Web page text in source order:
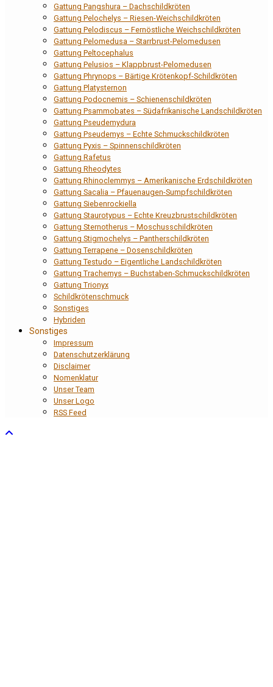
Gattung Pangshura – Dachschildkröten
Gattung Pelochelys – Riesen-Weichschildkröten
Gattung Pelodiscus – Fernöstliche Weichschildkröten
Gattung Pelomedusa – Starrbrust-Pelomedusen
Gattung Peltocephalus
Gattung Pelusios – Klappbrust-Pelomedusen
Gattung Phrynops – Bärtige Krötenkopf-Schildkröten
Gattung Platysternon
Gattung Podocnemis – Schienenschildkröten
Gattung Psammobates – Südafrikanische Landschildkröten
Gattung Pseudemydura
Gattung Pseudemys – Echte Schmuckschildkröten
Gattung Pyxis – Spinnenschildkröten
Gattung Rafetus
Gattung Rheodytes
Gattung Rhinoclemmys – Amerikanische Erdschildkröten
Gattung Sacalia – Pfauenaugen-Sumpfschildkröten
Gattung Siebenrockiella
Gattung Staurotypus – Echte Kreuzbrustschildkröten
Gattung Sternotherus – Moschusschildkröten
Gattung Stigmochelys – Pantherschildkröten
Gattung Terrapene – Dosenschildkröten
Gattung Testudo – Eigentliche Landschildkröten
Gattung Trachemys – Buchstaben-Schmuckschildkröten
Gattung Trionyx
Schildkrötenschmuck
Sonstiges
Hybriden
Sonstiges
Impressum
Datenschutzerklärung
Disclaimer
Nomenklatur
Unser Team
Unser Logo
RSS Feed